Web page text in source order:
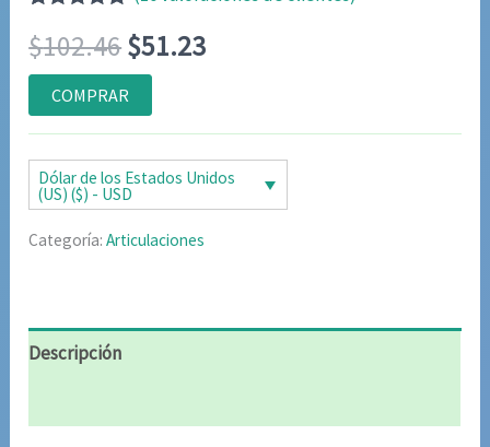
con4.78de
5 en base
a
valoraciones
de clientes
$102.46El
precio
original
era:
$102.46.
$51.23El
actual
es:
COMPRAR
Dólar de los Estados Unidos
(US) ($) - USD
Categoría:Articulaciones
Descripción